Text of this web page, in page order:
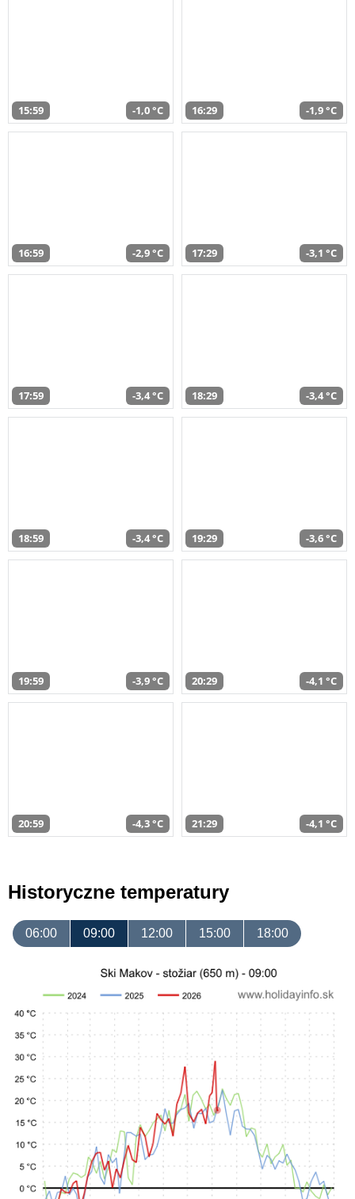
15:59 -1,0 °C 16:29 -1,9 °C
16:59 -2,9 °C 17:29 -3,1 °C
17:59 -3,4 °C 18:29 -3,4 °C
18:59 -3,4 °C 19:29 -3,6 °C
19:59 -3,9 °C 20:29 -4,1 °C
20:59 -4,3 °C 21:29 -4,1 °C
Historyczne temperatury
06:00 09:00 12:00 15:00 18:00